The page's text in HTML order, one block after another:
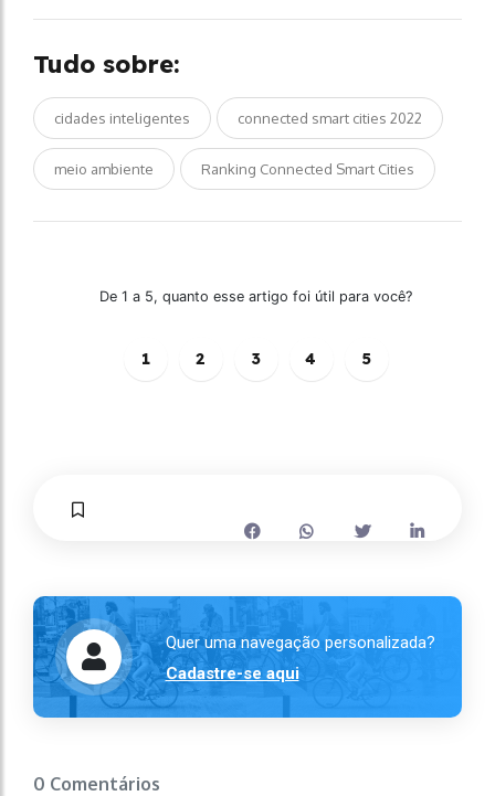
Tudo sobre:
cidades inteligentes connected smart cities 2022
meio ambiente Ranking Connected Smart Cities
De 1 a 5, quanto esse artigo foi útil para você?
1 2 3 4 5
Quer uma navegação personalizada?
Cadastre-se aqui
0 Comentários